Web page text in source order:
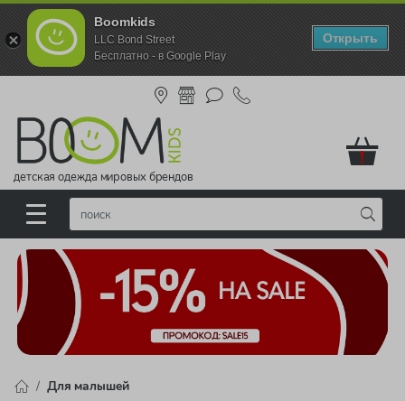
Boomkids
LLC Bond Street
Бесплатно - в Google Play
Открыть
детская одежда мировых брендов
!
Для малышей